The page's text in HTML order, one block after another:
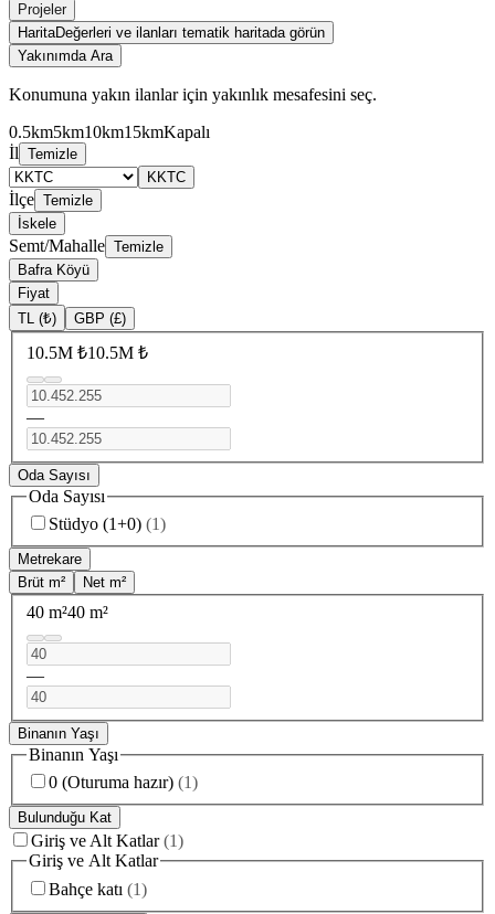
Projeler
HaritaDeğerleri ve ilanları tematik haritada görün
Yakınımda Ara
Konumuna yakın ilanlar için yakınlık mesafesini seç.
0.5km5km10km15kmKapalı
İl Temizle
KKTC
İlçe Temizle
İskele
Semt/Mahalle Temizle
Bafra Köyü
Fiyat
TL (₺)
GBP (£)
10.5M ₺10.5M ₺
—
Oda Sayısı
Oda Sayısı
Stüdyo (1+0) (1)
Metrekare
Brüt m²
Net m²
40 m²40 m²
—
Binanın Yaşı
Binanın Yaşı
0 (Oturuma hazır) (1)
Bulunduğu Kat
Giriş ve Alt Katlar (1)
Giriş ve Alt Katlar
Bahçe katı (1)